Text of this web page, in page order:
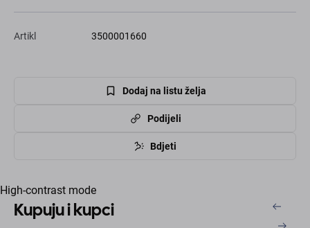
Artikl 3500001660
Dodaj na listu želja
Podijeli
Bdjeti
High-contrast mode
Kupuju i kupci